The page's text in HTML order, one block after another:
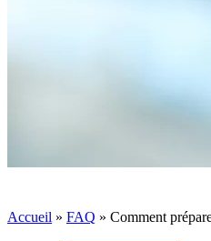
Accueil » FAQ » Comment